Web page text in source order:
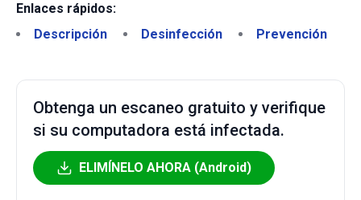
Enlaces rápidos:
Descripción
Desinfección Prevención
Obtenga un escaneo gratuito y verifique
si su computadora está infectada.
ELIMÍNELO AHORA (Android)